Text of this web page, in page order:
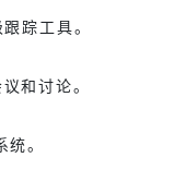
踪工具。
和讨论。
。